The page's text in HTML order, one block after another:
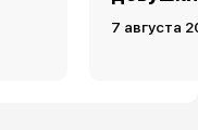
7 августа